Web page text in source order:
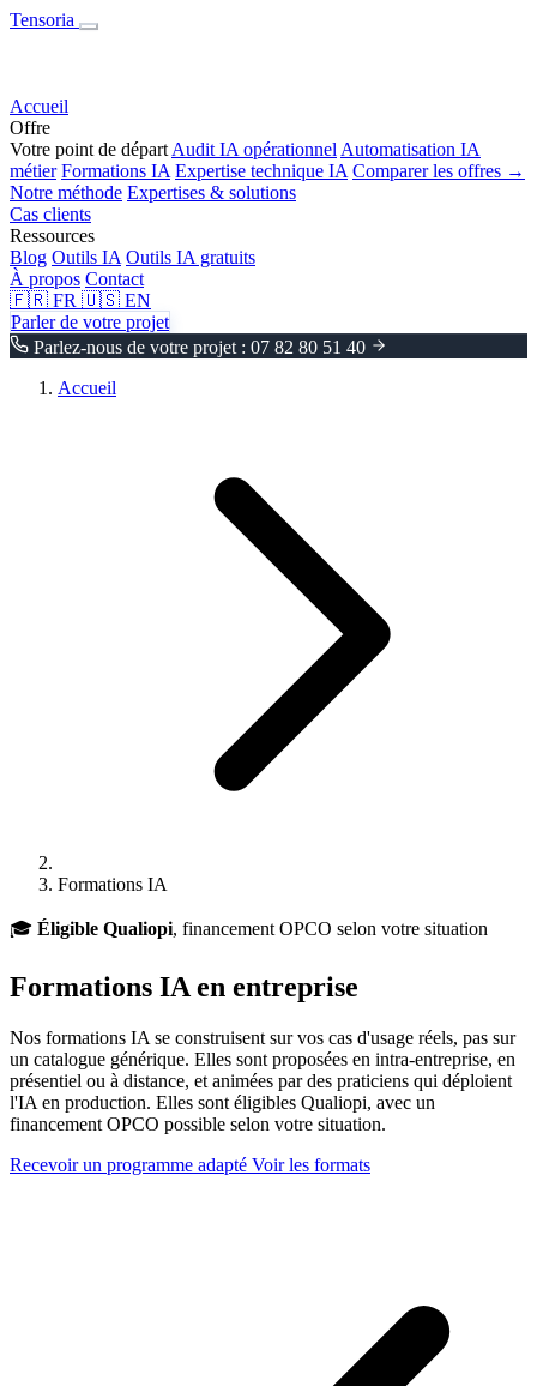
Tensoria
Accueil
Offre
Votre point de départ Audit IA opérationnel Automatisation IA
métier Formations IA Expertise technique IA Comparer les offres →
Notre méthode Expertises & solutions
Cas clients
Ressources
Blog Outils IA Outils IA gratuits
À propos Contact
🇫🇷 FR 🇺🇸 EN
Parler de votre projet
Parlez-nous de votre projet : 07 82 80 51 40
Accueil
Formations IA
🎓 Éligible Qualiopi, financement OPCO selon votre situation
Formations IA en entreprise
Nos formations IA se construisent sur vos cas d'usage réels, pas sur
un catalogue générique. Elles sont proposées en intra-entreprise, en
présentiel ou à distance, et animées par des praticiens qui déploient
l'IA en production. Elles sont éligibles Qualiopi, avec un
financement OPCO possible selon votre situation.
Recevoir un programme adapté Voir les formats